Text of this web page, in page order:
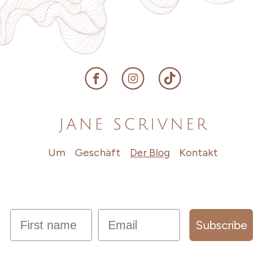
FacebookInstagramTikTok
Um Geschäft Der Blog Kontakt
first name Email
Subscribe